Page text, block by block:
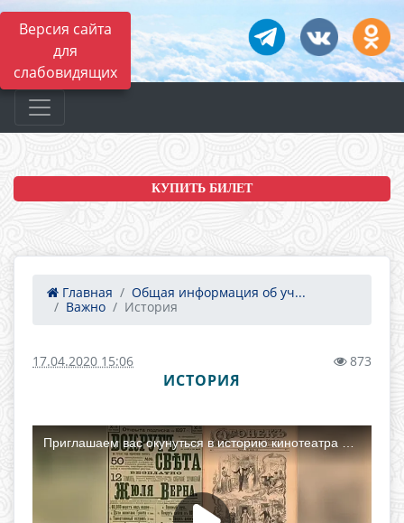
Версия сайта
для
слабовидящих
КУПИТЬ БИЛЕТ
Главная
Общая информация об уч...
Важно
История
17.04.2020 15:06 873
ИСТОРИЯ